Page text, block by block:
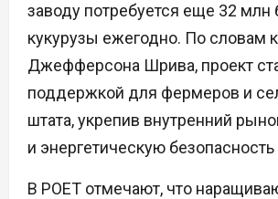
заводу потребуется еще 32 млн
кукурузы ежегодно. По словам
Джефферсона Шрива, проект
поддержкой для фермеров и
штата, укрепив внутренний
и энергетическую
В POET отмечают, что